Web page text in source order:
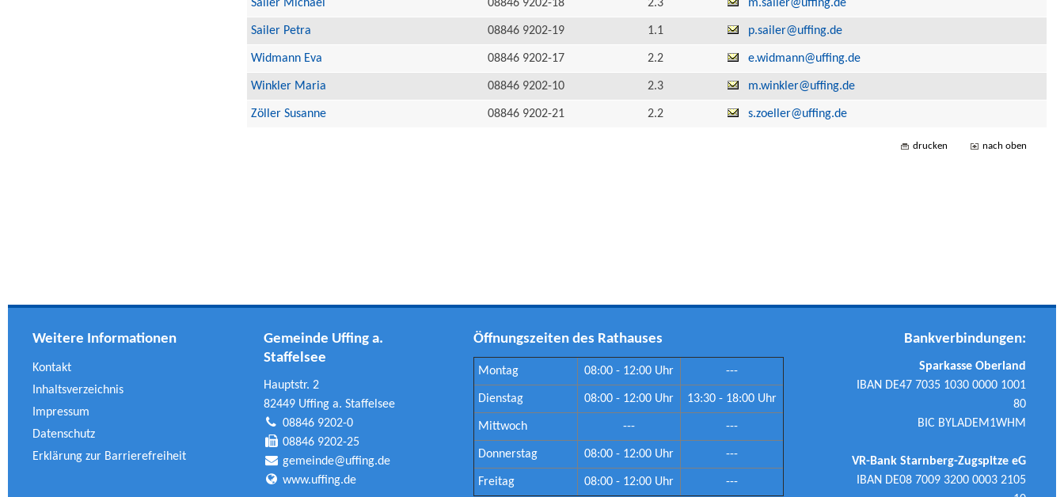
Sailer Michael 08846 9202-18 2.3 m.sailer@uffing.de
Sailer Petra 08846 9202-19 1.1 p.sailer@uffing.de
Widmann Eva 08846 9202-17 2.2 e.widmann@uffing.de
Winkler Maria 08846 9202-10 2.3 m.winkler@uffing.de
Zöller Susanne 08846 9202-21 2.2 s.zoeller@uffing.de
drucken nach oben
Weitere Informationen
Kontakt
Inhaltsverzeichnis
Impressum
Datenschutz
Erklärung zur Barrierefreiheit
Gemeinde Uffing a.
Staffelsee
Hauptstr. 2
82449 Uffing a. Staffelsee
08846 9202-0
08846 9202-25
gemeinde@uffing.de
www.uffing.de
Öffnungszeiten des Rathauses
Montag 08:00 - 12:00 Uhr ---
Dienstag 08:00 - 12:00 Uhr 13:30 - 18:00 Uhr
Mittwoch --- ---
Donnerstag 08:00 - 12:00 Uhr ---
Freitag 08:00 - 12:00 Uhr ---
Bankverbindungen:
Sparkasse Oberland
IBAN DE47 7035 1030 0000 1001
80
BIC BYLADEM1WHM
VR-Bank Starnberg-Zugspitze eG
IBAN DE08 7009 3200 0003 2105